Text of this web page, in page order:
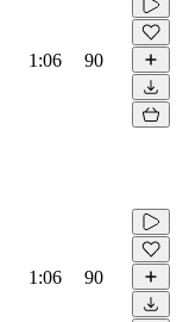
1:06 90
1:06 90